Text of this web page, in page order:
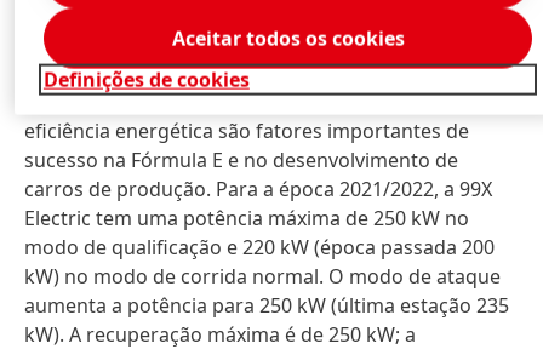
Powertrain desenvolvido em Weissach, também
serve como plataforma de desenvolvimento para os
modelos de produção totalmente elétricos do
fabricante de carros desportivos. A gestão e
eficiência energética são fatores importantes de
sucesso na Fórmula E e no desenvolvimento de
carros de produção. Para a época 2021/2022, a 99X
Electric tem uma potência máxima de 250 kW no
modo de qualificação e 220 kW(época passada 200
kW) no modo de corrida normal. O modo de ataque
aumenta a potência para 250 kW(última estação 235
kW). A recuperação máxima é de 250 kW; a
Definições de cookies
Aceitar todos os cookies